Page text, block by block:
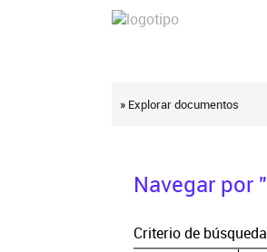
» Explorar documentos
Navegar por
Criterio de